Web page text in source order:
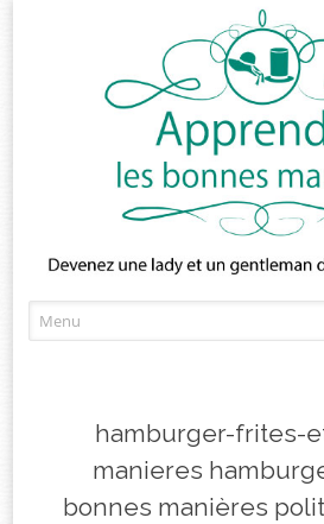
to
hamburger-frites-
manieres
bonnes manières